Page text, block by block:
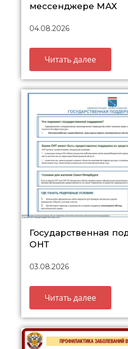
мессенджере МАХ
04.08.2026
Читать далее
Государственная
ОНТ
03.08.2026
Читать далее